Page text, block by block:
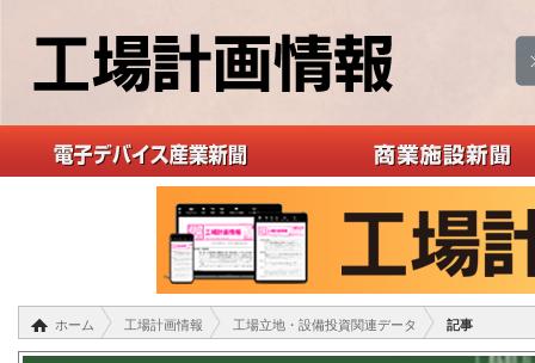
ホーム 工場計画情報 工場立地・設備投資関連データ 記事